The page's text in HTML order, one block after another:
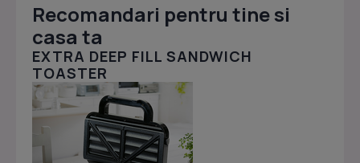
Recomandari pentru tine si
casa ta
EXTRA DEEP FILL SANDWICH
TOASTER